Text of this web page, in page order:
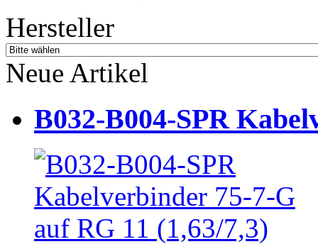
Hersteller
Neue Artikel
B032-B004-SPR